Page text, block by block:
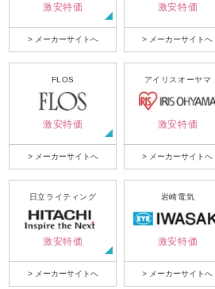
激安特価
> メーカーサイトへ
激安特価
> メーカーサイトへ
FLOS
激安特価
> メーカーサイトへ
アイリスオーヤマ
激安特価
> メーカーサイトへ
日立ライティング
激安特価
> メーカーサイトへ
岩崎電気
激安特価
> メーカーサイトへ